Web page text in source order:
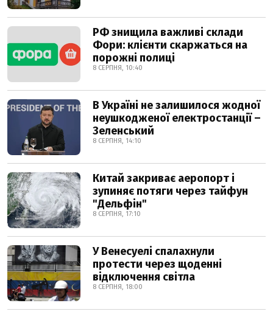
РФ знищила важливі склади
Фори: клієнти скаржаться на
порожні полиці
8 СЕРПНЯ, 10:40
В Україні не залишилося жодної
неушкодженої електростанції –
Зеленський
8 СЕРПНЯ, 14:10
Китай закриває аеропорт і
зупиняє потяги через тайфун
"Дельфін"
8 СЕРПНЯ, 17:10
У Венесуелі спалахнули
протести через щоденні
відключення світла
8 СЕРПНЯ, 18:00